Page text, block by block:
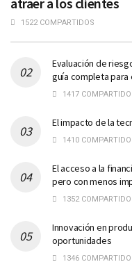
1522 COMPARTIDOS
Evaluación de
guía completa para
1417
El impacto de la
1410
El acceso a la
pero con menos
1352
Innovación en
oportunidades
1346